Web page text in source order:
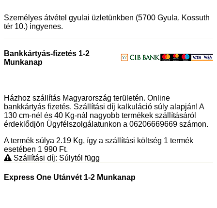
Személyes átvétel gyulai üzletünkben (5700 Gyula, Kossuth
tér 10.) ingyenes.
Bankkártyás-fizetés 1-2
Munkanap
Házhoz szállítás Magyarország területén. Online
bankkártyás fizetés. Szállítási díj kalkuláció súly alapján! A
130 cm-nél és 40 Kg-nál nagyobb termékek szállításáról
érdeklődjön Ügyfélszolgálatunkon a 06206669669 számon.
A termék súlya 2.19 Kg, így a szállítási költség 1 termék
esetében 1 990 Ft.
Szállítási díj: Súlytól függ
Express One Utánvét 1-2 Munkanap